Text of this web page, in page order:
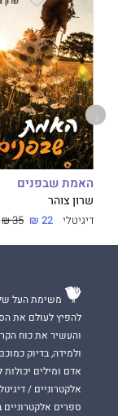
האמת שבפנים
שרון צוהר
דיגיטלי 22 ₪
35 ₪
משימת העל
להפיץ לעולם את
והעשיר את כוח
ולמידה, בדיוק
אדם ומילים
אלקטרוניים /
ספרים